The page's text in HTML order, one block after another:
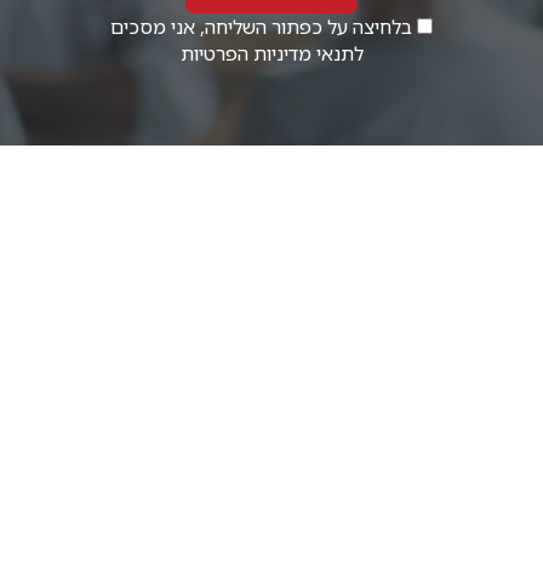
בלחיצה על כפתור השליחה, אני מסכים
לתנאימדיניות הפרטיות